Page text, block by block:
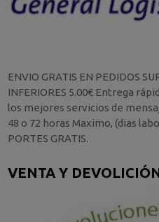
ENVIO GRATIS EN PEDIDOS
INFERIORES 5.00€ Entrega
los mejores servicios de
48 o 72 horas Maximo, (dias
PORTES GRATIS.
VENTA Y